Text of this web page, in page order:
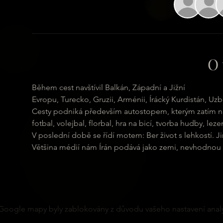
Během cest navštívil Balkán, Západní a Jižní
Evropu, Turecko, Gruzii, Arménii, Írácký Kurdistán,
Cesty podniká především autostopem, kterým zatím
fotbal, volejbal, florbal, hra na bicí, tvorba hudby,
V poslední době se řídí motem: Ber život s lehkostí.
Většina médií nám Írán podává jako zemi,
mapy byly zablokovány z důvodu vašeho nastavení